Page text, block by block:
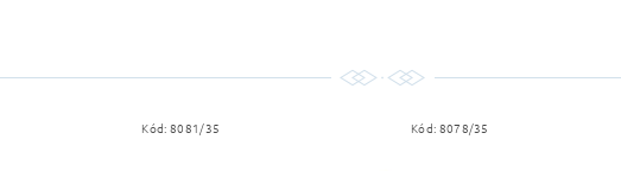
Kód:8081/35 Kód: 8078/35